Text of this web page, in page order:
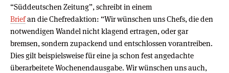
“Süddeutschen Zeitung”, schreibt in einem
Briefan die Chefredaktion: “Wir wünschen uns Chefs, die den
notwendigen Wandel nicht klagend ertragen, oder gar
bremsen, sondern zupackend und entschlossen vorantreiben.
Dies gilt beispielsweise für eine ja schon fest angedachte
überarbeitete Wochenendausgabe. Wir wünschen uns auch,